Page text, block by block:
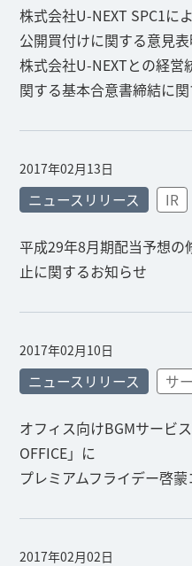
株式会社U-NEXT SPC1に
公開買付けに関する意見
株式会社U-NEXTとの経営
関する基本合意書締結に
2017年02月13日
ニュースリリース IR
平成29年8月期配当予想
止に関するお知らせ
2017年02月10日
ニュースリリース サ
オフィス向けBGMサービ
OFFICE」に
プレミアムフライデー啓
2017年02月02日